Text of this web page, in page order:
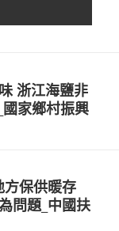
浙江海鹽非
家鄉村振興
方保供暖存
問題_中國扶